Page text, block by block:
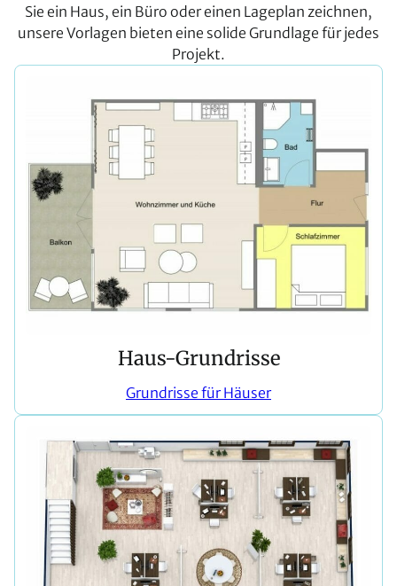
Sie ein Haus, ein Büro oder einen Lageplan zeichnen,
unsere Vorlagen bieten eine solide Grundlage für jedes
Projekt.
Haus-Grundrisse
Grundrisse für Häuser